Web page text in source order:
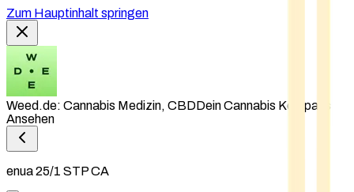
Zum Hauptinhalt springen
Weed.de: Cannabis Medizin, CBDDein Cannabis Kompass
Ansehen
enua 25/1 STP CA